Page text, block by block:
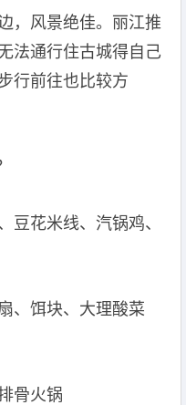
，风景绝佳。丽江推
法通行住古城得自己
行前往也比较方
豆花米线、汽锅鸡、
、饵块、大理酸菜
骨火锅